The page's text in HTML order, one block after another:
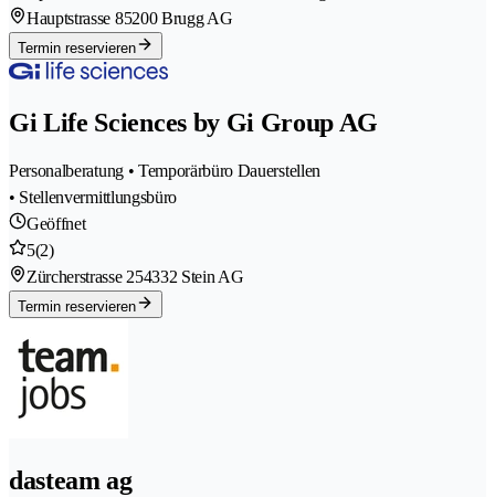
Hauptstrasse 85200 Brugg AG
Termin reservieren
Gi Life Sciences by Gi Group AG
Personalberatung • Temporärbüro Dauerstellen
• Stellenvermittlungsbüro
Geöffnet
5(2)
Zürcherstrasse 254332 Stein AG
Termin reservieren
dasteam ag